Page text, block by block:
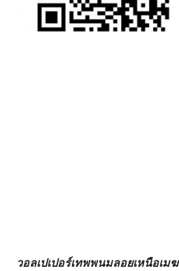
วอลเปเปอร์เทพพนมลอยเหนือเมฆ